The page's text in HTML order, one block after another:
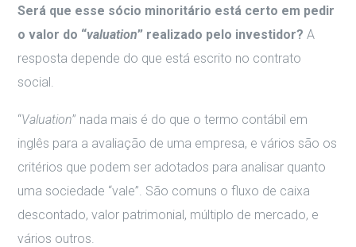
Será que esse sócio minoritário está certo em pedir
o valor do “valuation” realizado pelo investidor? A
resposta depende do que está escrito no contrato
social.
“Valuation” nada mais é do que o termo contábil em
inglês para a avaliação de uma empresa, e vários são os
critérios que podem ser adotados para analisar quanto
uma sociedade “vale”. São comuns o fluxo de caixa
descontado, valor patrimonial, múltiplo de mercado, e
vários outros.